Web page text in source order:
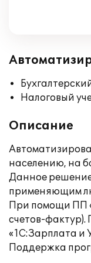
Налоговый
Описание
населению, на
Данное решение
применяющим
При помощи ПП
счетов-фактур).
«1С:Зарплата и
Поддержка